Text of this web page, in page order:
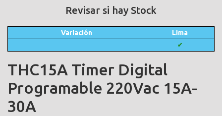
Revisar si hay Stock
Variación Lima
✔
THC15A Timer Digital
Programable 220Vac 15A-
30A